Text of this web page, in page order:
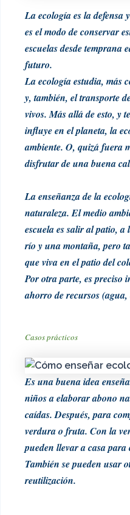
La ecología es ladefensa
es el modo de conservar
escuelas desde temprana
futuro.
La ecología estudia, más
y, también, el transporte
vivos. Más allá de esto, y
influye en el planeta, la
ambiente. O, quizá fuera
disfrutar de una buena
La enseñanza de la
naturaleza. El medio
escuela es salir al patio,
río y una montaña, pero
que viva en el patio del
Por otra parte, es
ahorro de recursos
Casos prácticos
Es una buena idea
niños a elaborarabono
caídas. Después, para
verdura o fruta. Con la
pueden llevar a casa para
También se pueden usar
reutilización.